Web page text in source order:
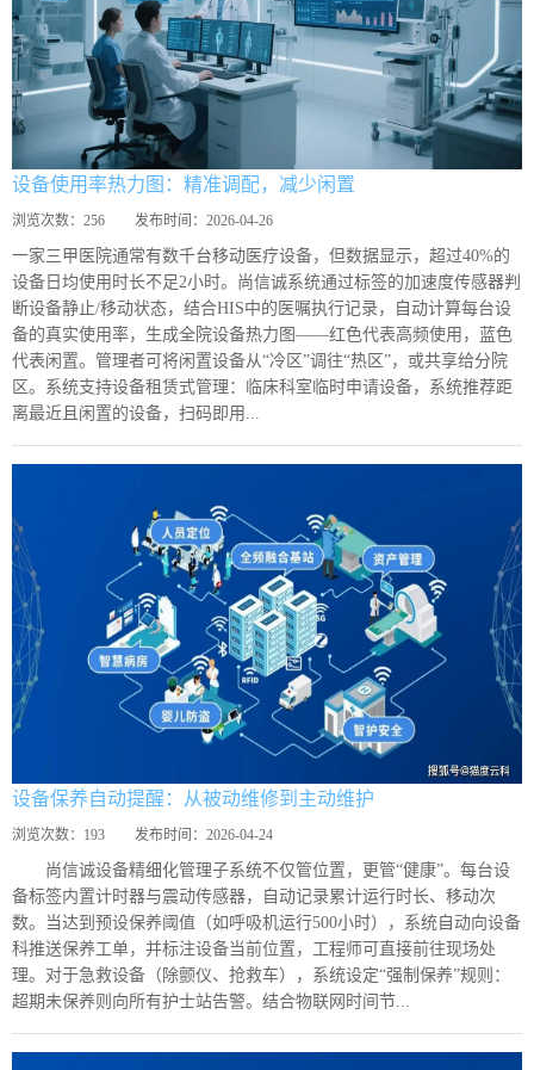
设备使用率热力图：精准调配，减少闲置
浏览次数： 256 发布时间： 2026-04-26
一家三甲医院通常有数千台移动医疗设备，但数据显示，超过40%的
设备日均使用时长不足2小时。尚信诚系统通过标签的加速度传感器判
断设备静止/移动状态，结合HIS中的医嘱执行记录，自动计算每台设
备的真实使用率，生成全院设备热力图——红色代表高频使用，蓝色
代表闲置。管理者可将闲置设备从“冷区”调往“热区”，或共享给分院
区。系统支持设备租赁式管理：临床科室临时申请设备，系统推荐距
离最近且闲置的设备，扫码即用...
设备保养自动提醒：从被动维修到主动维护
浏览次数： 193 发布时间： 2026-04-24
尚信诚设备精细化管理子系统不仅管位置，更管“健康”。每台设
备标签内置计时器与震动传感器，自动记录累计运行时长、移动次
数。当达到预设保养阈值（如呼吸机运行500小时），系统自动向设备
科推送保养工单，并标注设备当前位置，工程师可直接前往现场处
理。对于急救设备（除颤仪、抢救车），系统设定“强制保养”规则：
超期未保养则向所有护士站告警。结合物联网时间节...